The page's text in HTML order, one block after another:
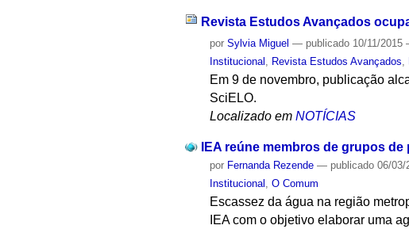
Revista Estudos Avançados
porSylvia Miguel — publicado 10/11/2015
Institucional , Revista Estudos Avançados,
Em 9 de novembro, publicação
SciELO.
Localizado em NOTÍCIAS
IEA reúne membros de grupos
por Fernanda Rezende — publicado 06/
Institucional
,O Comum
Escassez da água na região
IEA com o objetivo elaborar uma